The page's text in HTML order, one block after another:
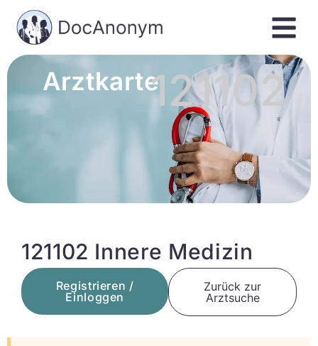
Arztkarte121102
121102 Innere Medizin
Registrieren /
Einloggen
Zurück zur
Arztsuche